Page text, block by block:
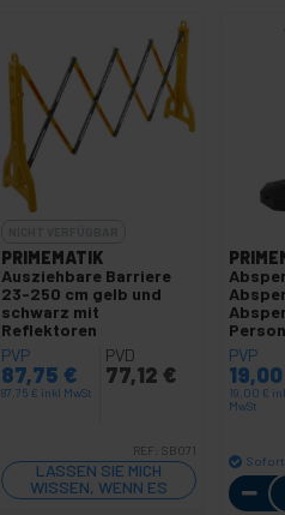
PRIMEMATIK
Ausziehbare Barriere
23-250 cm gelb und
schwarz mit
Reflektoren
PVP
87,75 €
87,75 € inkl MwSt
PVD
77,12 €
REF: SB071
LASSEN SIE MICH
WISSEN, WENN ES
LAGER GIBT
31x91
2
PVP
19,00 €
MwSt